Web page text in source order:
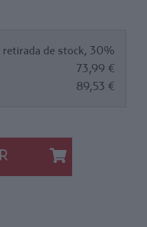
cm. Peso 1,815 kg.
retirada de stock, 30%
73,99 €
89,53 €